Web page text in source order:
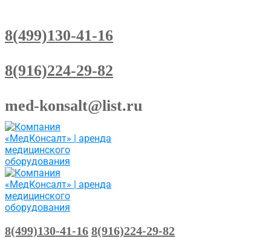
8(499)130-41-16
8(916)224-29-82
med-konsalt@list.ru
8(499)130-41-16 8(916)224-29-82